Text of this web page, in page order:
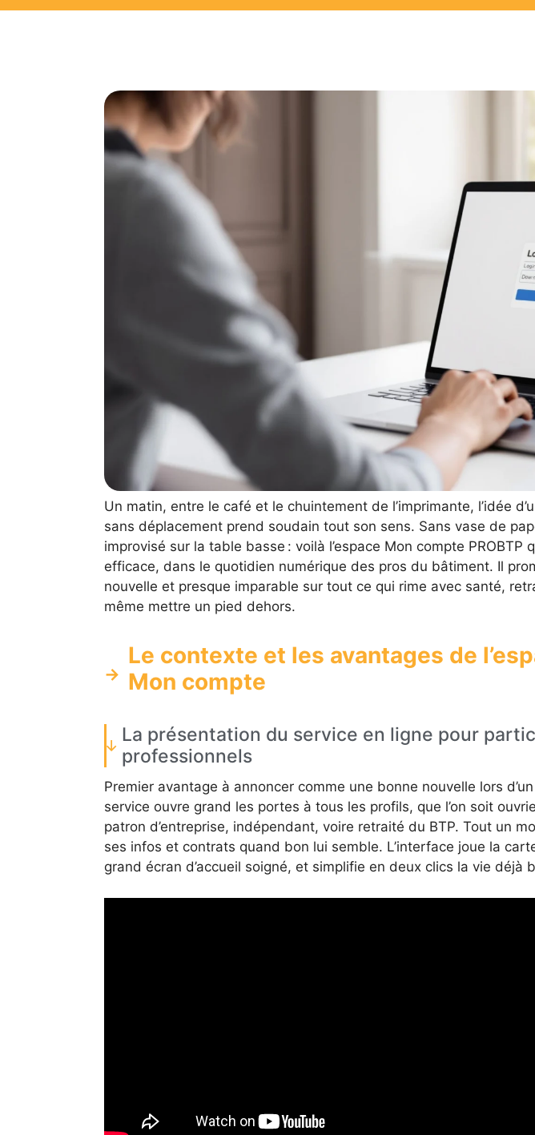
Un matin, entre le café et le chuintement de l’imprimante, l’idée
sans déplacement prend soudain tout son sens. Sans vase de
improvisé sur la table basse : voilà l’espace Mon compte PROBTP
efficace, dans le quotidien numérique des pros du bâtiment. Il
nouvelle et presque imparable sur tout ce qui rime avec santé,
même mettre un pied dehors.
Le contexte et les avantages de
Mon compte
La présentation du service en ligne pour
professionnels
Premier avantage à annoncer comme une bonne nouvelle lors
service ouvre grand les portes à tous les profils, que l’on soit
patron d’entreprise, indépendant, voire retraité du BTP. Tout un
ses infos et contrats quand bon lui semble. L’interface joue la
grand écran d’accueil soigné, et simplifie en deux clics la vie déjà